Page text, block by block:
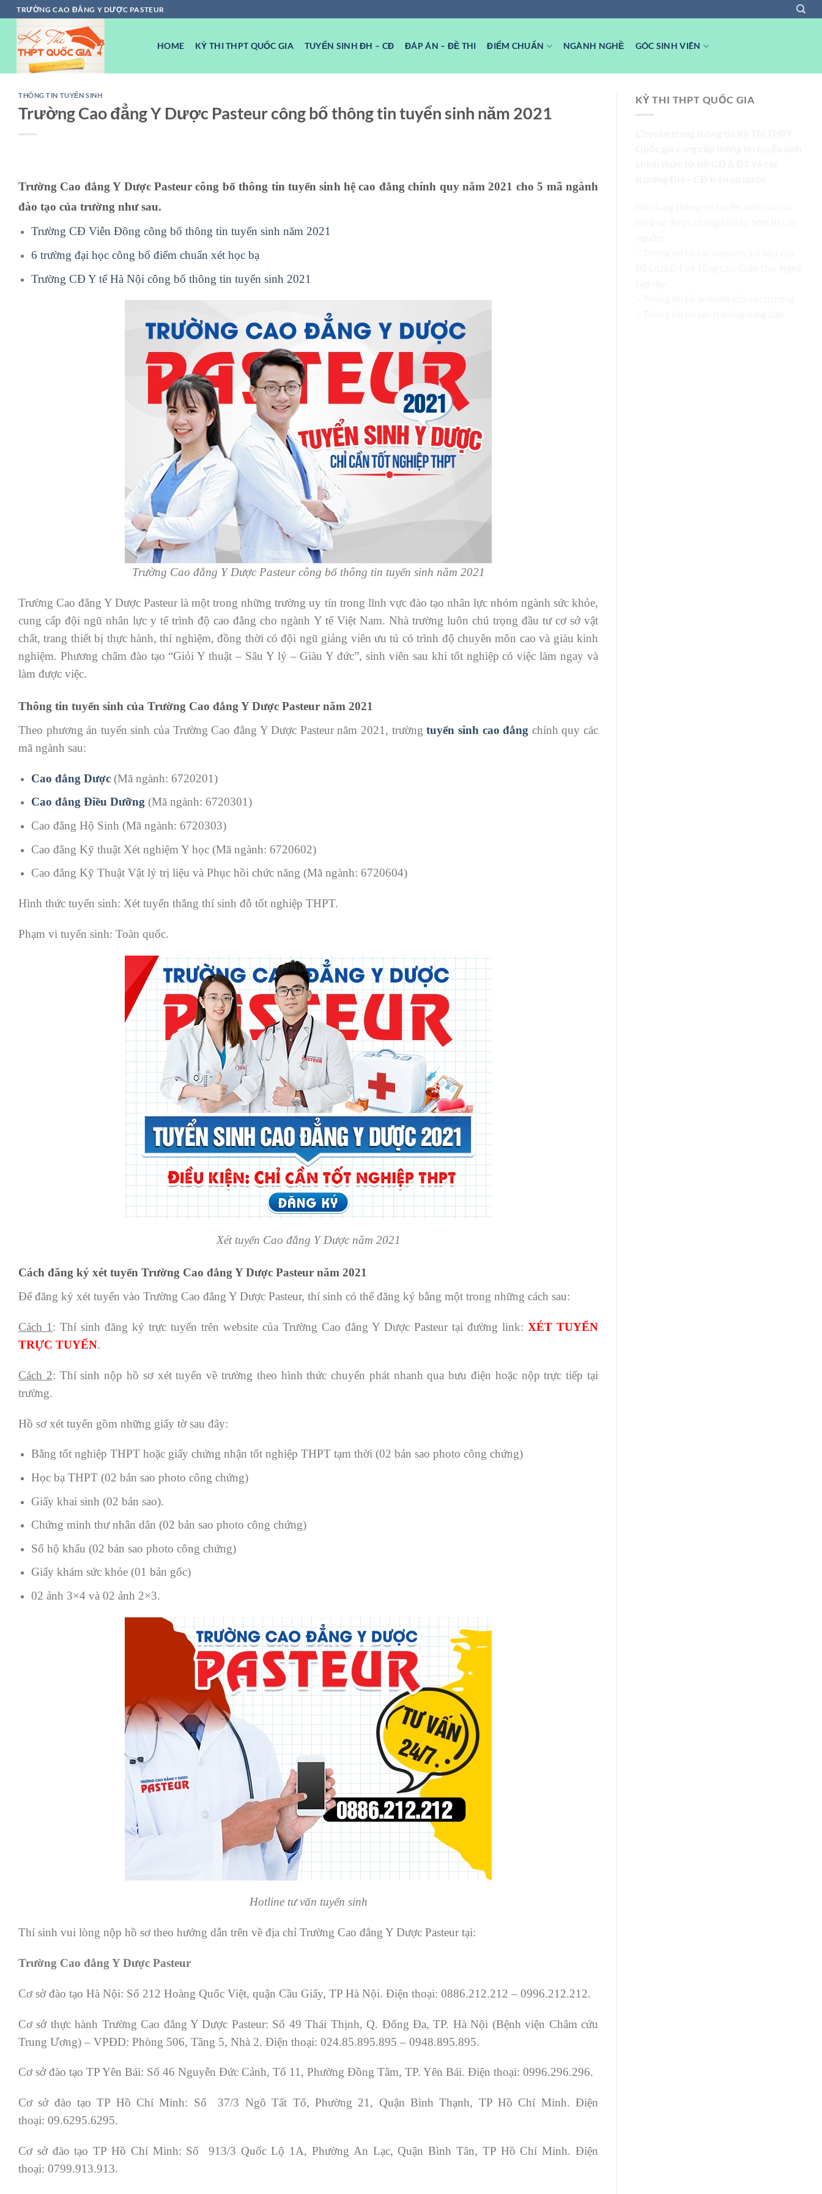
Chuyển
đến
dung
TRƯỜNG CAO ĐẲNG Y DƯỢC PASTEUR
HOME KỲ THI THPT QUỐC GIA TUYỂN SINH ĐH – CĐ ĐÁP ÁN – ĐỀ THI ĐIỂM CHUẨN NGÀNH NGHỀ GÓC SINH VIÊN
THÔNG TIN TUYỂN SINH
Trường Cao đẳng Y Dược Pasteur công bố thông tin tuyển sinh năm 2021
Trường Cao đẳng Y Dược Pasteur công bố thông tin tuyển sinh hệ cao đẳng chính quy năm 2021 cho 5 mã ngành
đào tạo của trường như sau.
Trường CĐ Viễn Đông công bố thông tin tuyển sinh năm 2021
6 trường đại học công bố điểm chuẩn xét học bạ
Trường CĐ Y tế Hà Nội công bố thông tin tuyển sinh 2021
Trường Cao đẳng Y Dược Pasteur công bố thông tin tuyển sinh năm 2021
Trường Cao đẳng Y Dược Pasteur là một trong những trường uy tín trong lĩnh vực đào tạo nhân lực nhóm ngành sức khỏe,
cung cấp đội ngũ nhân lực y tế trình độ cao đẳng cho ngành Y tế Việt Nam. Nhà trường luôn chú trọng đầu tư cơ sở vật
chất, trang thiết bị thực hành, thí nghiệm, đồng thời có đội ngũ giảng viên ưu tú có trình độ chuyên môn cao và giàu kinh
nghiệm. Phương châm đào tạo “Giỏi Y thuật – Sâu Y lý – Giàu Y đức”, sinh viên sau khi tốt nghiệp có việc làm ngay và
làm được việc.
Thông tin tuyển sinh của Trường Cao đẳng Y Dược Pasteur năm 2021
Theo phương án tuyển sinh của Trường Cao đẳng Y Dược Pasteur năm 2021, trườngtuyển sinh cao đẳng chính quy các
mã ngành sau:
Cao đẳng Dược(Mã ngành: 6720201)
Cao đẳng Điều Dưỡng (Mã ngành: 6720301)
Cao đẳng Hộ Sinh (Mã ngành: 6720303)
Cao đẳng Kỹ thuật Xét nghiệm Y học (Mã ngành: 6720602)
Cao đẳng Kỹ Thuật Vật lý trị liệu và Phục hồi chức năng (Mã ngành: 6720604)
Hình thức tuyển sinh: Xét tuyển thẳng thí sinh đỗ tốt nghiệp THPT.
Phạm vi tuyển sinh: Toàn quốc.
Xét tuyển Cao đẳng Y Dược năm 2021
Cách đăng ký xét tuyển Trường Cao đẳng Y Dược Pasteur năm 2021
Để đăng ký xét tuyển vào Trường Cao đẳng Y Dược Pasteur, thí sinh có thể đăng ký bằng một trong những cách sau:
Cách 1 : Thí sinh đăng ký trực tuyến trên website của Trường Cao đẳng Y Dược Pasteur tại đường link: XÉT TUYỂN
TRỰC TUYẾN.
Cách 2: Thí sinh nộp hồ sơ xét tuyển về trường theo hình thức chuyển phát nhanh qua bưu điện hoặc nộp trực tiếp tại
trường.
Hồ sơ xét tuyển gồm những giấy tờ sau đây:
Bằng tốt nghiệp THPT hoặc giấy chứng nhận tốt nghiệp THPT tạm thời (02 bản sao photo công chứng)
Học bạ THPT (02 bản sao photo công chứng)
Giấy khai sinh (02 bản sao).
Chứng minh thư nhân dân (02 bản sao photo công chứng)
Sổ hộ khẩu (02 bản sao photo công chứng)
Giấy khám sức khỏe (01 bản gốc)
02 ảnh 3×4 và 02 ảnh 2×3.
Hotline tư vấn tuyển sinh
Thí sinh vui lòng nộp hồ sơ theo hướng dẫn trên về địa chỉ Trường Cao đẳng Y Dược Pasteur tại:
Trường Cao đẳng Y Dược Pasteur
Cơ sở đào tạo Hà Nội: Số 212 Hoàng Quốc Việt, quận Cầu Giấy, TP Hà Nội. Điện thoại: 0886.212.212 – 0996.212.212.
Cơ sở thực hành Trường Cao đẳng Y Dược Pasteur: Số 49 Thái Thịnh, Q. Đống Đa, TP. Hà Nội (Bệnh viện Châm cứu
Trung Ương) – VPĐD: Phòng 506, Tầng 5, Nhà 2. Điện thoại: 024.85.895.895 – 0948.895.895.
Cơ sở đào tạo TP Yên Bái: Số 46 Nguyễn Đức Cảnh, Tổ 11, Phường Đồng Tâm, TP. Yên Bái. Điện thoại: 0996.296.296.
Cơ sở đào tạo TP Hồ Chí Minh: Số 37/3 Ngô Tất Tố, Phường 21, Quận Bình Thạnh, TP Hồ Chí Minh. Điện
thoại: 09.6295.6295.
Cơ sở đào tạo TP Hồ Chí Minh: Số 913/3 Quốc Lộ 1A, Phường An Lạc, Quận Bình Tân, TP Hồ Chí Minh. Điện
thoại: 0799.913.913.
KỲ THI THPT QUỐC GIA